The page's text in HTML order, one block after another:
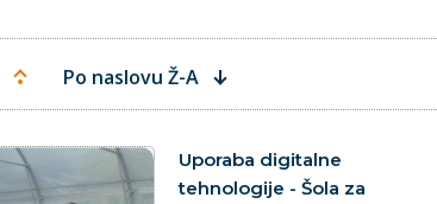
Po naslovu Ž-A
splet
Uporaba digitalne
tehnologije - Šola za